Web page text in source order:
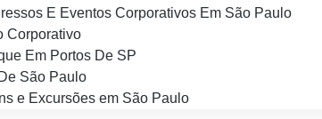
E Eventos Corporativos Em São Paulo
Corporativo
Em Portos De SP
São Paulo
e Excursões em São Paulo